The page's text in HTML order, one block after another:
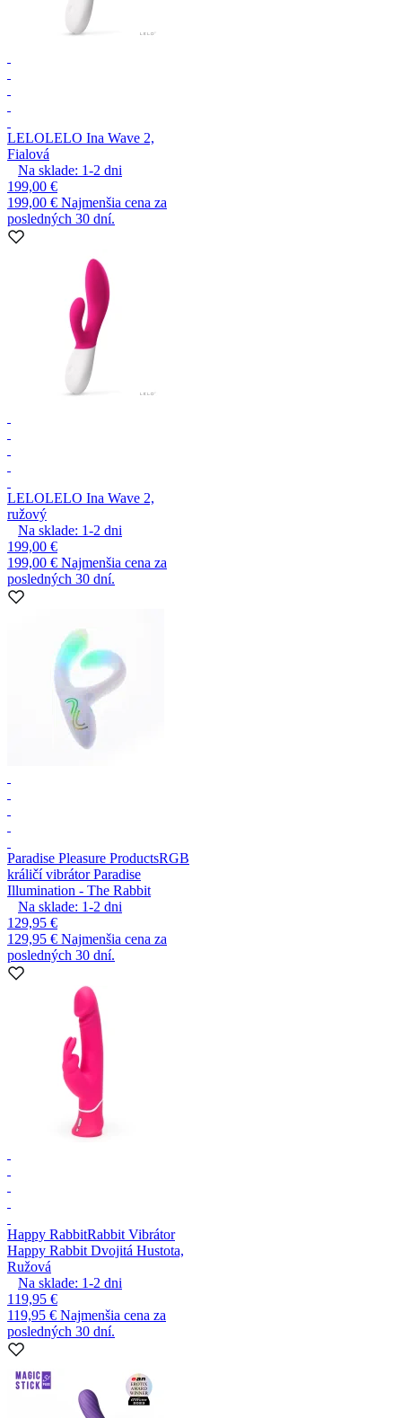
LELOLELO Ina Wave 2,
Fialová
Na sklade: 1-2 dni
199,00 €
199,00 € Najmenšia cena za
posledných 30 dní.
LELOLELO Ina Wave 2,
ružový
Na sklade: 1-2 dni
199,00 €
199,00 € Najmenšia cena za
posledných 30 dní.
Paradise Pleasure ProductsRGB
králičí vibrátor Paradise
Illumination - The Rabbit
Na sklade: 1-2 dni
129,95 €
129,95 € Najmenšia cena za
posledných 30 dní.
Happy RabbitRabbit Vibrátor
Happy Rabbit Dvojitá Hustota,
Ružová
Na sklade: 1-2 dni
119,95 €
119,95 € Najmenšia cena za
posledných 30 dní.